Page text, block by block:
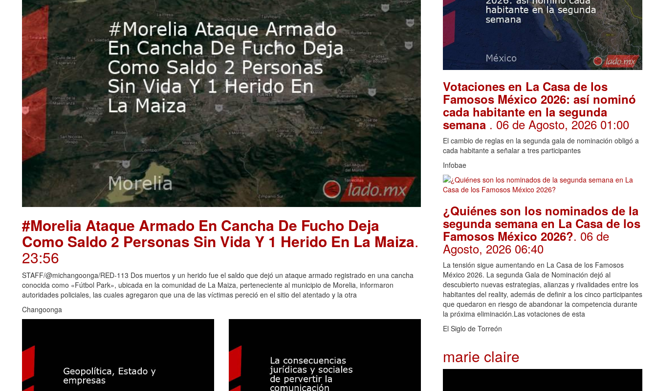
#Morelia Ataque Armado En Cancha De Fucho Deja
Como Saldo 2 Personas Sin Vida Y 1 Herido En La Maiza.
23:56
STAFF/@michangoonga/RED-113 Dos muertos y un herido fue el saldo que dejó un ataque armado registrado en una cancha
conocida como «Fútbol Park», ubicada en la comunidad de La Maiza, perteneciente al municipio de Morelia, informaron
autoridades policiales, las cuales agregaron que una de las víctimas pereció en el sitio del atentado y la otra
Changoonga
Votaciones en La Casa de los
Famosos México 2026: así nominó
cada habitante en la segunda
semana . 06 de Agosto, 2026 01:00
El cambio de reglas en la segunda gala de nominación obligó a
cada habitante a señalar a tres participantes
Infobae
¿Quiénes son los nominados de la
segunda semana en La Casa de los
Famosos México 2026?. 06 de
Agosto, 2026 06:40
La tensión sigue aumentando en La Casa de los Famosos
México 2026. La segunda Gala de Nominación dejó al
descubierto nuevas estrategias, alianzas y rivalidades entre los
habitantes del reality, además de definir a los cinco participantes
que quedaron en riesgo de abandonar la competencia durante
la próxima eliminación.Las votaciones de esta
El Siglo de Torreón
marie claire